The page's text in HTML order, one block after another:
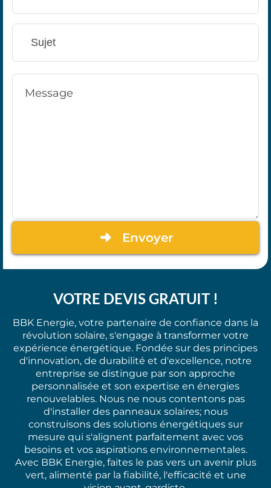
Envoyer
VOTRE DEVIS GRATUIT !
BBK Energie, votre partenaire de confiance dans la
révolution solaire, s'engage à transformer votre
expérience énergétique. Fondée sur des principes
d'innovation, de durabilité et d'excellence, notre
entreprise se distingue par son approche
personnalisée et son expertise en énergies
renouvelables. Nous ne nous contentons pas
d'installer des panneaux solaires; nous
construisons des solutions énergétiques sur
mesure qui s'alignent parfaitement avec vos
besoins et vos aspirations environnementales.
Avec BBK Energie, faites le pas vers un avenir plus
vert, alimenté par la fiabilité, l'efficacité et une